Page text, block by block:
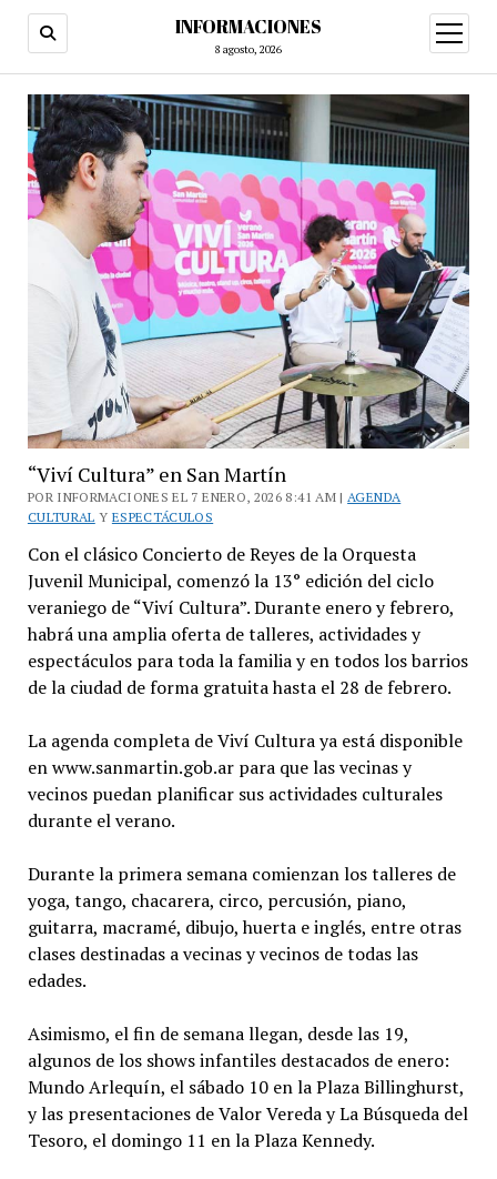
INFORMACIONES
8 agosto, 2026
abrir
menú
“Viví Cultura” en San Martín
POR INFORMACIONES EL 7 ENERO, 2026 8:41 AM | AGENDA
CULTURAL Y ESPECTÁCULOS
Con el clásico Concierto de Reyes de la Orquesta
Juvenil Municipal, comenzó la 13° edición del ciclo
veraniego de “Viví Cultura”. Durante enero y febrero,
habrá una amplia oferta de talleres, actividades y
espectáculos para toda la familia y en todos los barrios
de la ciudad de forma gratuita hasta el 28 de febrero.
La agenda completa de Viví Cultura ya está disponible
en www.sanmartin.gob.ar para que las vecinas y
vecinos puedan planificar sus actividades culturales
durante el verano.
Durante la primera semana comienzan los talleres de
yoga, tango, chacarera, circo, percusión, piano,
guitarra, macramé, dibujo, huerta e inglés, entre otras
clases destinadas a vecinas y vecinos de todas las
edades.
Asimismo, el fin de semana llegan, desde las 19,
algunos de los shows infantiles destacados de enero:
Mundo Arlequín, el sábado 10 en la Plaza Billinghurst,
y las presentaciones de Valor Vereda y La Búsqueda del
Tesoro, el domingo 11 en la Plaza Kennedy.